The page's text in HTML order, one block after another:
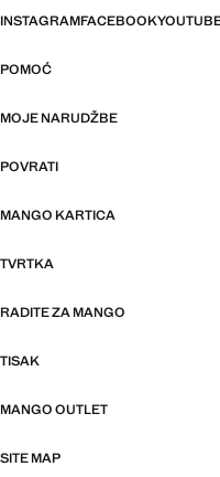
INSTAGRAMFACEBOOK
POMOĆ
MOJE NARUDŽBE
POVRATI
MANGO KARTICA
TVRTKA
RADITE ZA MANGO
TISAK
MANGO OUTLET
SITE MAP